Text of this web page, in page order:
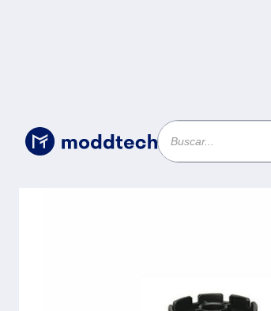
Uncategorized/Cinta de Color de